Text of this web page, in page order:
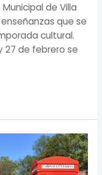
de Villa
que se
cultural.
27 de febrero se